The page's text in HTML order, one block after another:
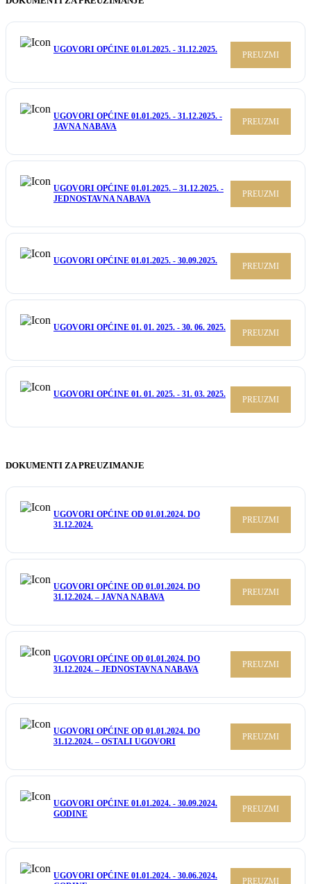
UGOVORI OPĆINE 01.01.2025. - 31.12.2025.
PREUZMI
UGOVORI OPĆINE 01.01.2025. - 31.12.2025. -
JAVNA NABAVA
PREUZMI
UGOVORI OPĆINE 01.01.2025. – 31.12.2025. -
JEDNOSTAVNA NABAVA
PREUZMI
UGOVORI OPĆINE 01.01.2025. - 30.09.2025.
PREUZMI
UGOVORI OPĆINE 01. 01. 2025. - 30. 06. 2025.
PREUZMI
UGOVORI OPĆINE 01. 01. 2025. - 31. 03. 2025.
PREUZMI
DOKUMENTI ZA PREUZIMANJE
UGOVORI OPĆINE OD 01.01.2024. DO
31.12.2024.
PREUZMI
UGOVORI OPĆINE OD 01.01.2024. DO
31.12.2024. – JAVNA NABAVA
PREUZMI
UGOVORI OPĆINE OD 01.01.2024. DO
31.12.2024. – JEDNOSTAVNA NABAVA
PREUZMI
UGOVORI OPĆINE OD 01.01.2024. DO
31.12.2024. – OSTALI UGOVORI
PREUZMI
UGOVORI OPĆINE 01.01.2024. - 30.09.2024.
GODINE
PREUZMI
UGOVORI OPĆINE 01.01.2024. - 30.06.2024.
PREUZMI